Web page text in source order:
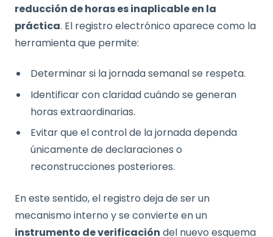
reducción de horas es inaplicable en la
práctica. El registro electrónico aparece como la
herramienta que permite:
Determinar si la jornada semanal se respeta.
Identificar con claridad cuándo se generan
horas extraordinarias.
Evitar que el control de la jornada dependa
únicamente de declaraciones o
reconstrucciones posteriores.
En este sentido, el registro deja de ser un
mecanismo interno y se convierte en un
instrumento de verificación del nuevo esquema